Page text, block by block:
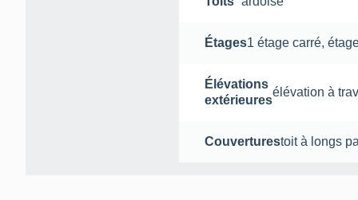
Étages1 étage carré,
Élévations
extérieures
élévation à
Couverturestoit à longs